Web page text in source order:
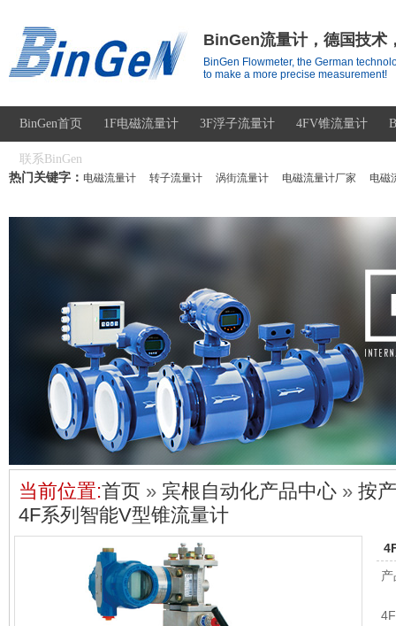
BinGen流量计，德国技术
BinGen Flowmeter, the German
to make a more precise measurement!
BinGen首页 1F电磁流量计 3F浮子流量计 4FV锥流量计
联系BinGen
热门关键字： 电磁流量计 转子流量计 涡街流量计 电磁流量计厂家 电磁
当前位置:首页 » 宾根自动化产品中心 » 按
4F系列智能V型锥流量计